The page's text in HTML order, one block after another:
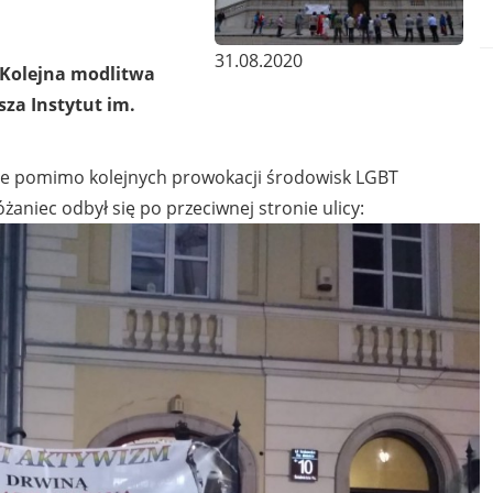
modlitwa
Instytut im.
31.08.2020
pomimo kolejnych prowokacji środowisk LGBT
odbył się po przeciwnej stronie ulicy: